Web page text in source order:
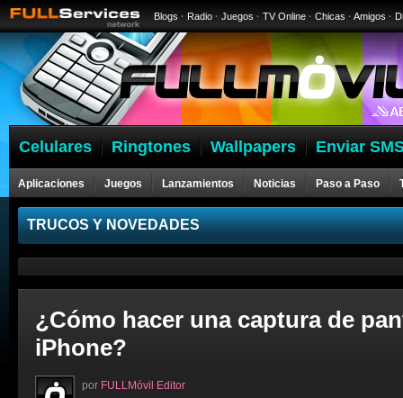
Blogs · Radio · Juegos · TV Online · Chicas · Amigos ·
Celulares Ringtones Wallpapers Enviar
Aplicaciones Juegos Lanzamientos Noticias Paso a Paso
Celulares
TRUCOS Y NOVEDADES
¿Cómo hacer una captura de
iPhone?
por FULLMóvil Editor